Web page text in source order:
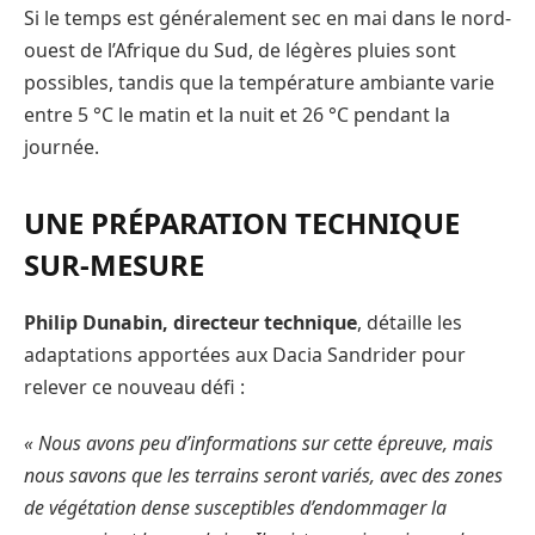
Si le temps est généralement sec en mai dans le nord-
ouest de l’Afrique du Sud, de légères pluies sont
possibles, tandis que la température ambiante varie
entre 5 °C le matin et la nuit et 26 °C pendant la
journée.
UNE PRÉPARATION TECHNIQUE
SUR-MESURE
Philip Dunabin, directeur technique, détaille les
adaptations apportées aux Dacia Sandrider pour
relever ce nouveau défi :
« Nous avons peu d’informations sur cette épreuve, mais
nous savons que les terrains seront variés, avec des zones
de végétation dense susceptibles d’endommager la